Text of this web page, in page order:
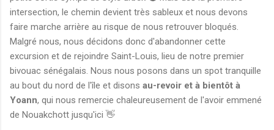
intersection, le chemin devient très sableux et nous devons
faire marche arrière au risque de nous retrouver bloqués.
Malgré nous, nous décidons donc d'abandonner cette
excursion et de rejoindre Saint-Louis, lieu de notre premier
bivouac sénégalais. Nous nous posons dans un spot tranquille
au bout du nord de l'île et disons au-revoir et à bientôt à
Yoann, qui nous remercie chaleureusement de l'avoir emmené
de Nouakchott jusqu'ici 👋